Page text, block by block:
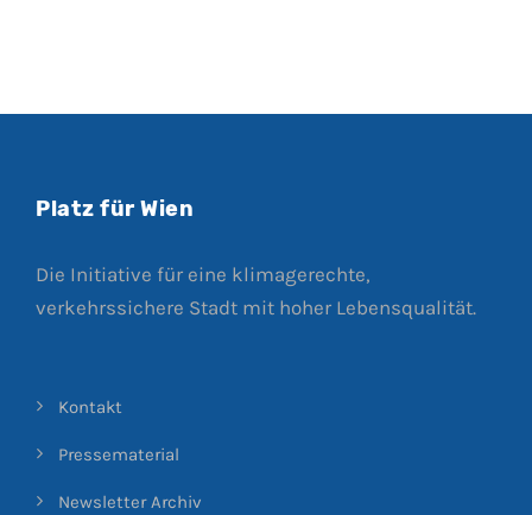
Platz für Wien
Die Initiative für eine klimagerechte,
verkehrssichere Stadt mit hoher Lebensqualität.
Kontakt
Pressematerial
Newsletter Archiv